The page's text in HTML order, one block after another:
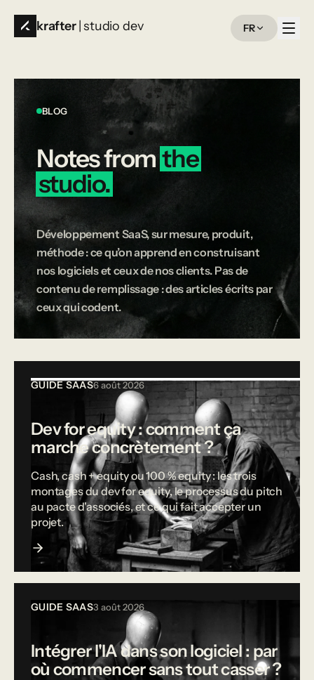
krafter | studio dev FR
BLOG
Notesfrom the
studio.
Développement SaaS, sur mesure, produit,
méthode : ce qu’on apprend en construisant
nos logiciels et ceux de nos clients. Pas de
contenu de remplissage : des articles écrits par
ceux qui codent.
GUIDE SAAS6 août 2026
Dev for equity : comment ça
marche concrètement ?
Cash, cash + equity ou 100 % equity : les trois
montages du dev for equity, le processus du pitch
au pacte d'associés, et ce qui fait accepter un
projet.
GUIDE SAAS3 août 2026
Intégrer l'IA dans son logiciel : par
où commencer sans tout casser ?